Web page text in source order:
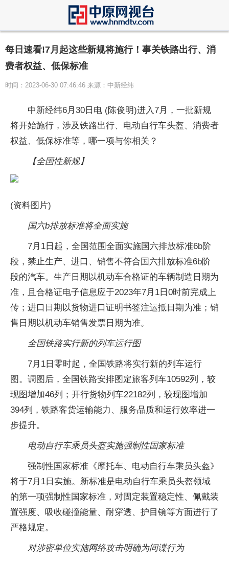
每日速看!7月起这些新规将施行！事关铁路出行、消
费者权益、低保标准
时间：2023-06-30 07:46:46 来源：中新经纬
中新经纬6月30日电 (陈俊明)进入7月，一批新规
将开始施行，涉及铁路出行、电动自行车头盔、消费者
权益、低保标准等，哪一项与你相关？
【全国性新规】
(资料图片)
国六b排放标准将全面实施
7月1日起，全国范围全面实施国六排放标准6b阶
段，禁止生产、进口、销售不符合国六排放标准6b阶
段的汽车。生产日期以机动车合格证的车辆制造日期为
准，且合格证电子信息应于2023年7月1日0时前完成上
传；进口日期以货物进口证明书签注运抵日期为准；销
售日期以机动车销售发票日期为准。
全国铁路实行新的列车运行图
7月1日零时起，全国铁路将实行新的列车运行
图。调图后，全国铁路安排图定旅客列车10592列，较
现图增加46列；开行货物列车22182列，较现图增加
394列，铁路客货运输能力、服务品质和运行效率进一
步提升。
电动自行车乘员头盔实施强制性国家标准
强制性国家标准《摩托车、电动自行车乘员头盔》
将于7月1日实施。新标准是电动自行车乘员头盔领域
的第一项强制性国家标准，对固定装置稳定性、佩戴装
置强度、吸收碰撞能量、耐穿透、护目镜等方面进行了
严格规定。
对涉密单位实施网络攻击明确为间谍行为